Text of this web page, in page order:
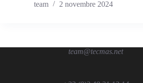
team
2 novembre 2024
team@tecmas.net